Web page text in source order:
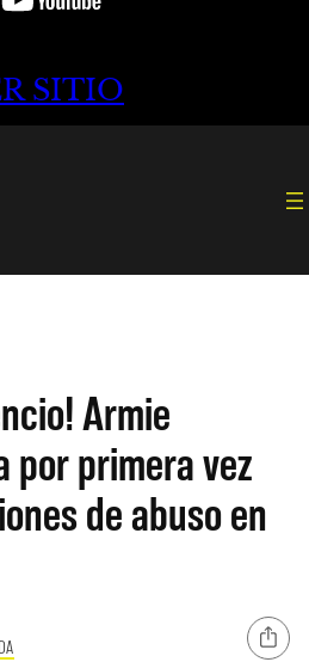
SITIO
Armie
por primera vez
de abuso en